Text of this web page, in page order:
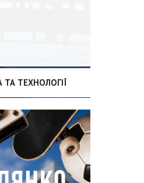
ТА ТЕХНОЛОГІЇ